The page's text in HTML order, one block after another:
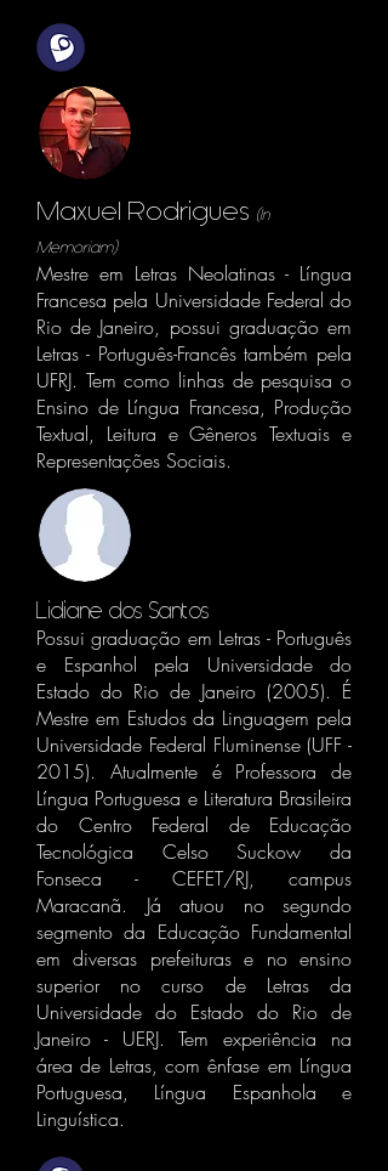
Maxuel Rodrigues (In
Memoriam)
Mestre em Letras Neolatinas - Língua
Francesa pela Universidade Federal do
Rio de Janeiro, possui graduação em
Letras - Português-Francês também pela
UFRJ. Tem como linhas de pesquisa o
Ensino de Língua Francesa, Produção
Textual, Leitura e Gêneros Textuais e
Representações Sociais.
Lidiane dos Santos
Possui graduação em Letras - Português
e Espanhol pela Universidade do
Estado do Rio de Janeiro (2005). É
Mestre em Estudos da Linguagem pela
Universidade Federal Fluminense (UFF -
2015). Atualmente é Professora de
Língua Portuguesa e Literatura Brasileira
do Centro Federal de Educação
Tecnológica Celso Suckow da
Fonseca - CEFET/RJ, campus
Maracanã. Já atuou no segundo
segmento da Educação Fundamental
em diversas prefeituras e no ensino
superior no curso de Letras da
Universidade do Estado do Rio de
Janeiro - UERJ. Tem experiência na
área de Letras, com ênfase em Língua
Portuguesa, Língua Espanhola e
Linguística.